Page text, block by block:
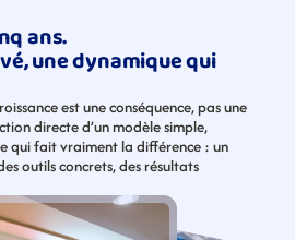
ans.
une dynamique qui
est une conséquence, pas une
directe d’un modèle simple,
qui fait vraiment la différence : un
outils concrets, des résultats